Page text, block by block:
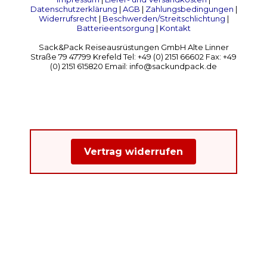
Datenschutzerklärung | AGB | Zahlungsbedingungen |
Widerrufsrecht | Beschwerden/Streitschlichtung |
Batterieentsorgung | Kontakt
Sack&Pack Reiseausrüstungen GmbH Alte Linner
Straße 79 47799 Krefeld Tel: +49 (0) 2151 66602 Fax: +49
(0) 2151 615820 Email: info@sackundpack.de
Vertrag widerrufen